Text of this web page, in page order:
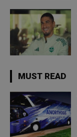
MUST READ